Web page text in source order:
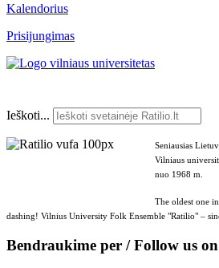
Kalendorius
Prisijungimas
Ieškoti...
Seniausias
Vilniaus
nuo 1968 m.
The oldest one
dashing! Vilnius University Folk Ensemble "Ratilio" –
Bendraukime per / Follow us on